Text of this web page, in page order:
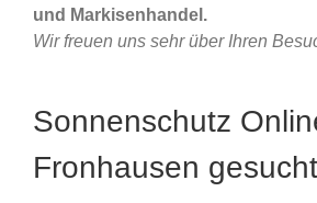
und Markisenhandel.
Wir freuen uns sehr über Ihren
Sonnenschutz
Fronhausen